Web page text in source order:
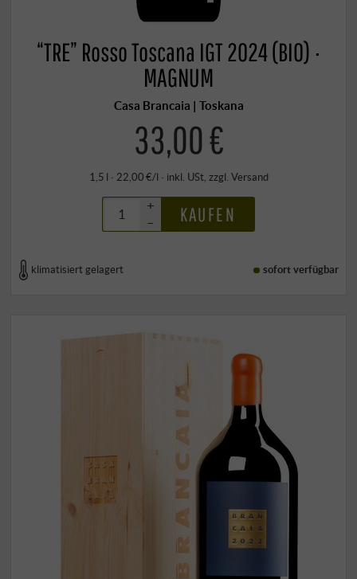
“TRE” Rosso Toscana IGT 2024 (BIO) ·
MAGNUM
Casa Brancaia | Toskana
33,00 €
1,5 l · 22,00 €/l · inkl. USt, zzgl. Versand
+
–
KAUFEN
klimatisiert gelagert sofort verfügbar